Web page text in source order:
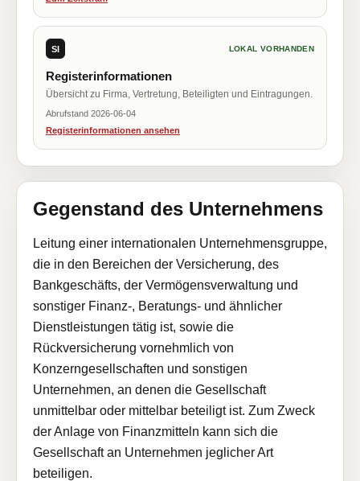
SI LOKAL VORHANDEN
Registerinformationen
Übersicht zu Firma, Vertretung, Beteiligten und Eintragungen.
Abrufstand 2026-06-04
Registerinformationen ansehen
Gegenstand des Unternehmens
Leitung einer internationalen Unternehmensgruppe,
die in den Bereichen der Versicherung, des
Bankgeschäfts, der Vermögensverwaltung und
sonstiger Finanz-, Beratungs- und ähnlicher
Dienstleistungen tätig ist, sowie die
Rückversicherung vornehmlich von
Konzerngesellschaften und sonstigen
Unternehmen, an denen die Gesellschaft
unmittelbar oder mittelbar beteiligt ist. Zum Zweck
der Anlage von Finanzmitteln kann sich die
Gesellschaft an Unternehmen jeglicher Art
beteiligen.